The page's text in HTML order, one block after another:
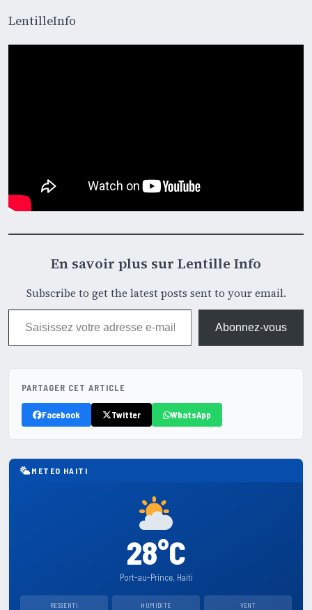
LentilleInfo
En savoir plus sur Lentille Info
Subscribe to get the latest posts sent to your email.
Saisissez votre adresse e-mail…
Abonnez-vous
PARTAGER CET ARTICLE
Facebook Twitter WhatsApp
METEO HAITI
28°C
Port-au-Prince, Haiti
RESSENTI HUMIDITE VENT